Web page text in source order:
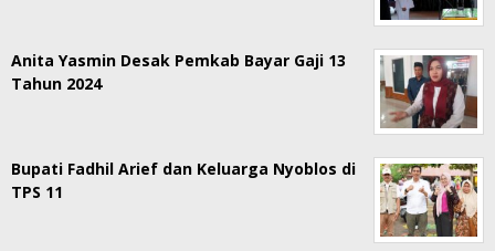
Anita Yasmin Desak Pemkab Bayar Gaji 13
Tahun 2024
Bupati Fadhil Arief dan Keluarga Nyoblos di
TPS 11